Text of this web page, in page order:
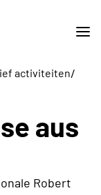
activiteiten/
aus
Robert